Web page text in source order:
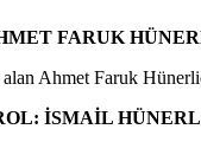
FARUK
Ahmet Faruk
İSMAİL